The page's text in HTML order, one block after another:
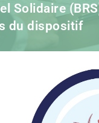
Solidaire
du dispositif